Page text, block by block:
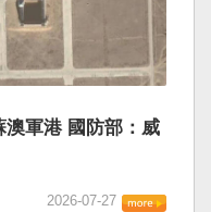
軍港 國防部：威
2026-07-27